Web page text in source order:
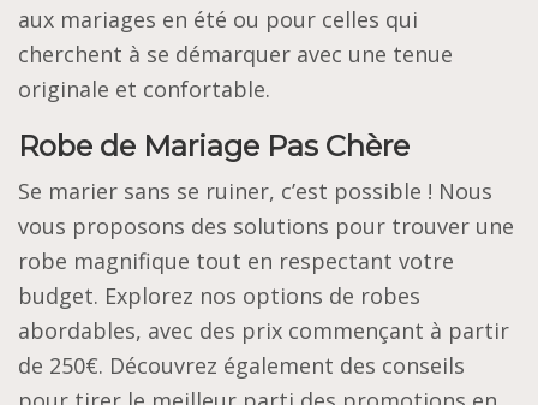
aux mariages en été ou pour celles qui
cherchent à se démarquer avec une tenue
originale et confortable.
Robe de Mariage Pas Chère
Se marier sans se ruiner, c’est possible ! Nous
vous proposons des solutions pour trouver une
robe magnifique tout en respectant votre
budget. Explorez nos options de robes
abordables, avec des prix commençant à partir
de 250€. Découvrez également des conseils